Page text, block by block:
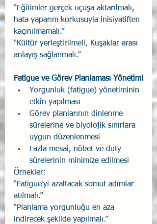
“Eğitimler gerçek uçuşa aktarılmalı,
hata yaparım korkusuyla inisiyatiften
kaçınılmamalı.”
“Kültür yerleştirilmeli, Kuşaklar arası
anlayış sağlanmalı.”
Fatigue ve Görev Planlaması Yönetimi
Yorgunluk (fatigue) yönetiminin
etkin yapılması
Görev planlarının dinlenme
sürelerine ve biyolojik sınırlara
uygun düzenlenmesi
Fazla mesai, nöbet ve duty
sürelerinin minimize edilmesi
Örnekler:
“Fatigue’yi azaltacak somut adımlar
atılmalı.”
“Planlama yorgunluğu en aza
indirecek şekilde yapılmalı.”